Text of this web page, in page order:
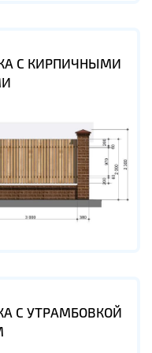
С КИРПИЧНЫМИ
С УТРАМБОВКОЙ